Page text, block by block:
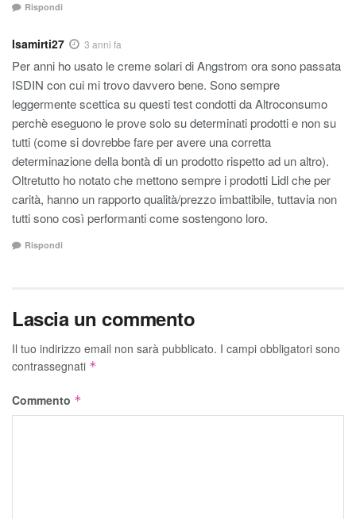
Rispondi
Isamirti27 3 anni fa
Per anni ho usato le creme solari di Angstrom ora sono passata
ISDIN con cui mi trovo davvero bene. Sono sempre
leggermente scettica su questi test condotti da Altroconsumo
perchè eseguono le prove solo su determinati prodotti e non su
tutti (come si dovrebbe fare per avere una corretta
determinazione della bontà di un prodotto rispetto ad un altro).
Oltretutto ho notato che mettono sempre i prodotti Lidl che per
carità, hanno un rapporto qualità/prezzo imbattibile, tuttavia non
tutti sono così performanti come sostengono loro.
Rispondi
Lascia un commento
Il tuo indirizzo email non sarà pubblicato. I campi obbligatori sono
contrassegnati *
Commento *